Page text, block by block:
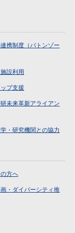
携制度（バトンゾー
設利用
プ支援
研未来革新アライアン
・研究機関との協力
方へ
・ダイバーシティ推